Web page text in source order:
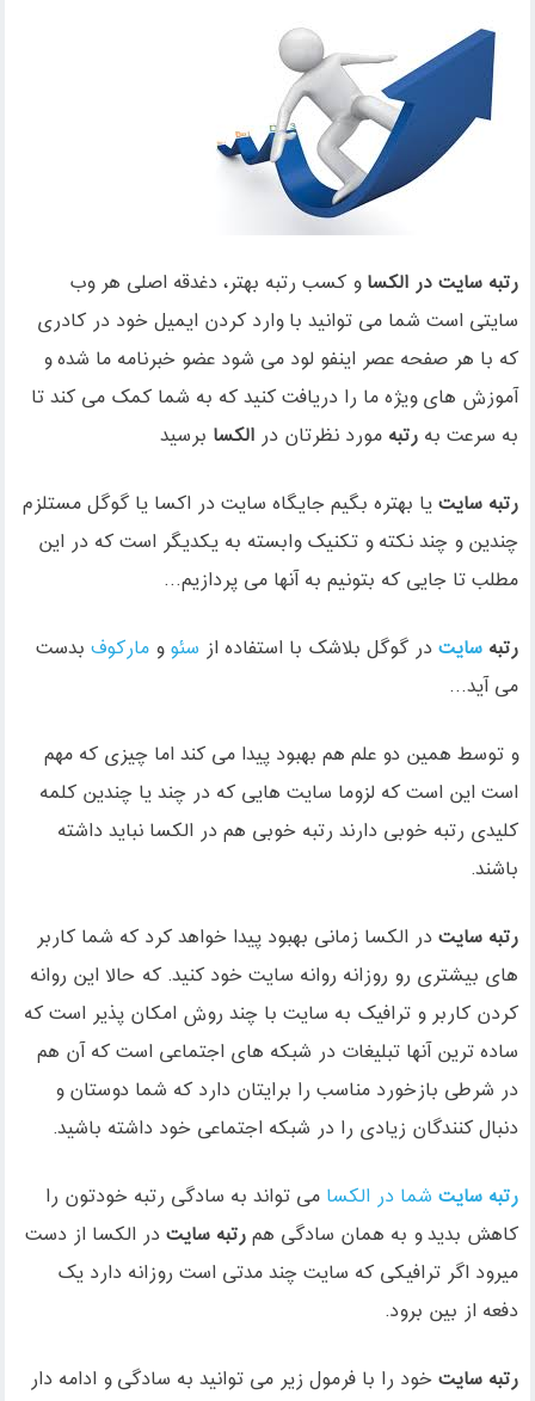
رتبه سایت در الکسا و کسب رتبه بهتر، دغدقه اصلی هر وب
سایتی است شما می توانید با وارد کردن ایمیل خود در کادری
که با هر صفحه عصر اینفو لود می شود عضو خبرنامه ما شده و
آموزش های ویژه ما را دریافت کنید که به شما کمک می کند تا
به سرعت به رتبه مورد نظرتان درالکسا برسید
رتبه سایت یا بهتره بگیم جایگاه سایت در اکسا یا گوگل مستلزم
چندین و چند نکته و تکنیک وابسته به یکدیگر است که در این
مطلب تا جایی که بتونیم به آنها می پردازیم…
رتبهسایت در گوگل بلاشک با استفاده از سئو ومارکوف بدست
می آید…
و توسط همین دو علم هم بهبود پیدا می کند اما چیزی که مهم
است این است که لزوما سایت هایی که در چند یا چندین کلمه
کلیدی رتبه خوبی دارند رتبه خوبی هم در الکسا نباید داشته
باشند.
رتبه سایت در الکسا زمانی بهبود پیدا خواهد کرد که شما کاربر
های بیشتری رو روزانه روانه سایت خود کنید. که حالا این روانه
کردن کاربر و ترافیک به سایت با چند روش امکان پذیر است که
ساده ترین آنها تبلیغات در شبکه های اجتماعی است که آن هم
در شرطی بازخورد مناسب را برایتان دارد که شما دوستان و
دنبال کنندگان زیادی را در شبکه اجتماعی خود داشته باشید.
رتبه سایت شما در الکسا می تواند به سادگی رتبه خودتون را
کاهش بدید و به همان سادگی همرتبه سایت در الکسا از دست
میرود اگر ترافیکی که سایت چند مدتی است روزانه دارد یک
دفعه از بین برود.
رتبه سایت خود را با فرمول زیر می توانید به سادگی و ادامه دار